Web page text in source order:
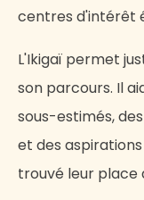
centres d'intérêt
L'Ikigaï permet
son parcours. Il
sous-estimés,
et des
trouvé leur place